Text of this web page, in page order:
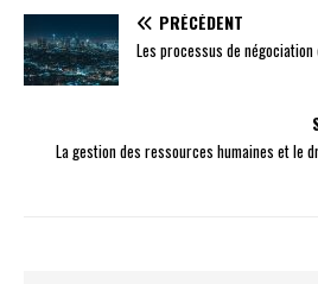
PRÉCÉDENT
Les processus de
La gestion des ressources humaines et le